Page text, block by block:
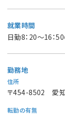
就業時間
日勤8：20～16：
勤務地
住所
〒454-8502 愛
転勤の有無